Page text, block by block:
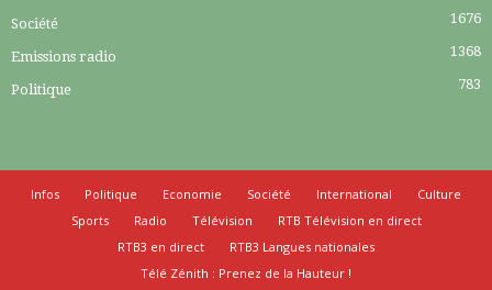
Société 1676
Emissions radio 1368
Politique 783
Infos Politique Economie Société International
Culture
Sports
Radio Télévision
RTB Télévision en direct
RTB3 en direct
RTB3 Langues nationales
Télé Zénith : Prenez de la Hauteur !